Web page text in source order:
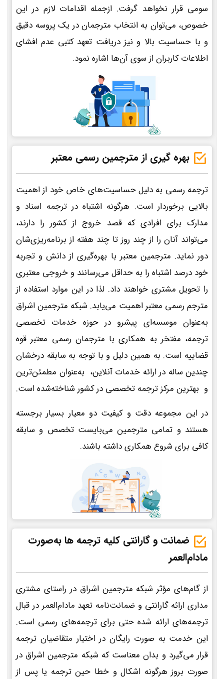
سومی قرار نخواهد گرفت. ازجمله اقدامات لازم در این
خصوص، می‌توان به انتخاب مترجمان در یک پروسه دقیق
و با حساسیت بالا و نیز دریافت تعهد کتبی عدم افشای
اطلاعات کاربران از سوی آن‌ها اشاره نمود.
بهره گیری از مترجمین رسمی معتبر
ترجمه رسمی به دلیل حساسیت‌های خاص خود از اهمیت
بالایی برخوردار است. هرگونه اشتباه در ترجمه اسناد و
مدارک برای افرادی که قصد خروج از کشور را دارند،
می‌تواند آنان را از چند روز تا چند هفته از برنامه‌ریزی‌شان
دور نماید. مترجمین معتبر با بهره‌گیری از دانش و تجربه
خود درصد اشتباه را به حداقل می‌رسانند و خروجی معتبری
را تحویل مشتری خواهند داد. لذا در این موارد استفاده از
مترجم رسمی معتبر اهمیت می‌یابد. شبکه مترجمین اشراق
به‌عنوان موسسه‌ای پیشرو در حوزه خدمات تخصصی
ترجمه، مفتخر به همکاری با مترجمان رسمی معتبر قوه
قضاییه است. به همین دلیل و با توجه به سابقه درخشان
چندین ساله در ارائه خدمات آنلاین، به‌عنوان مطمئن‌ترین
و بهترین مرکز ترجمه تخصصی در کشور شناخته‌شده است.
در این مجموعه دقت و کیفیت دو معیار بسیار برجسته
هستند و تمامی مترجمین می‌بایست تخصص و سابقه
کافی برای شروع همکاری داشته باشند.
ضمانت و گارانتی کلیه ترجمه ها به‌صورت
مادام‌العمر
از گام‌های مؤثر شبکه مترجمین اشراق در راستای مشتری
مداری ارائه گارانتی و ضمانت‌نامه تعهد مادام‌العمر در قبال
ترجمه‌های ارائه شده حتی برای ترجمه‌های رسمی است.
این خدمت به صورت رایگان در اختیار متقاضیان ترجمه
قرار می‌گیرد و بدان معناست که شبکه مترجمین اشراق در
صورت بروز هرگونه اشکال و خطا حین ترجمه یا پس از